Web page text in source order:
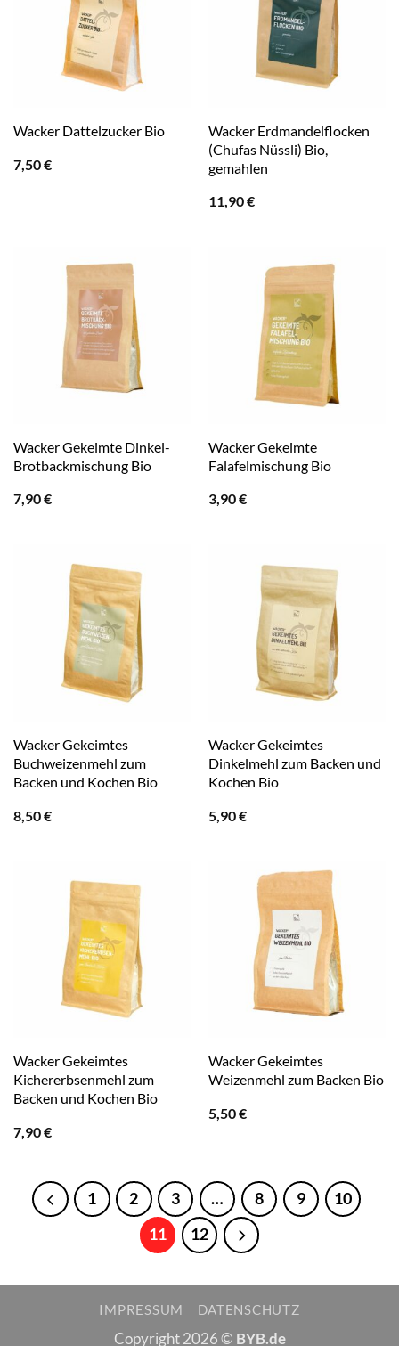
Wacker Dattelzucker Bio
7,50€
Wacker Erdmandelflocken
(Chufas Nüssli) Bio,
gemahlen
11,90€
Wacker Gekeimte Dinkel-
Brotbackmischung Bio
7,90€
Wacker Gekeimte
Falafelmischung Bio
3,90€
Wacker Gekeimtes
Buchweizenmehl zum
Backen und Kochen Bio
8,50€
Wacker Gekeimtes
Dinkelmehl zum Backen und
Kochen Bio
5,90€
Wacker Gekeimtes
Kichererbsenmehl zum
Backen und Kochen Bio
7,90€
Wacker Gekeimtes
Weizenmehl zum Backen Bio
5,50€
1 2 3 … 8 9
10
11
12
IMPRESSUM DATENSCHUTZ
Copyright 2026 © BYB.de